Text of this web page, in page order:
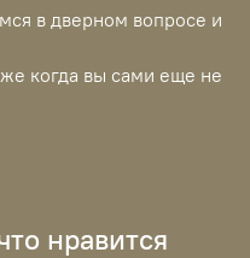
в дверном вопросе и
когда вы сами еще не
нравится